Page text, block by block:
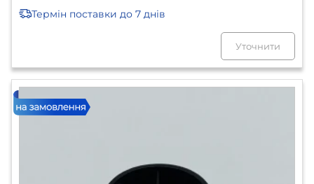
Термін поставки до 7 днів
Уточнити